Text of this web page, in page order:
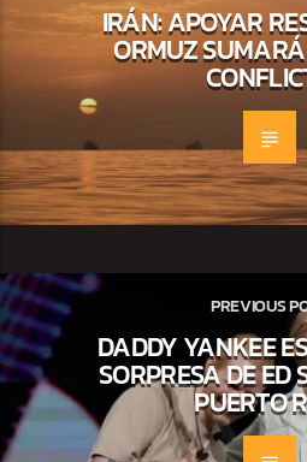
IRÁN: APOYAR
ORMUZ
PREVIOUS
DADDY YANKEE
SORPRESA DE ED
PUERTO